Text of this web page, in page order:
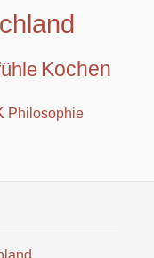
Kochen
Philosophie